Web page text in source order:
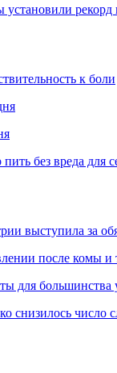
рекорд
к боли
без вреда для
выступила за
после комы и
для большинства
снизилось число